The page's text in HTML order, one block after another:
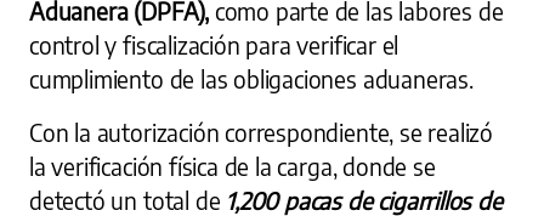
Aduanera (DPFA),como parte de las labores de
control y fiscalización para verificar el
cumplimiento de las obligaciones aduaneras.
Con la autorización correspondiente, se realizó
la verificación física de la carga, donde se
detectó un total de 1,200 pacas de cigarrillos de